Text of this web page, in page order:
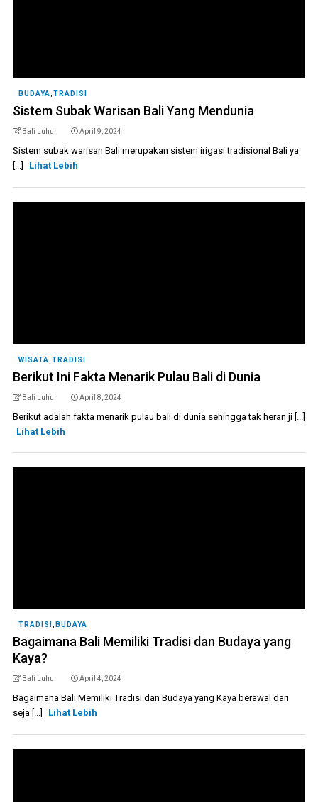
BUDAYA TRADISI
Sistem Subak Warisan Bali Yang Mendunia
Bali Luhur April 9, 2024
Sistem subak warisan Bali merupakan sistem irigasi tradisional Bali ya
[...]
Lihat Lebih
WISATA TRADISI
Berikut Ini Fakta Menarik Pulau Bali di Dunia
Bali Luhur April 8, 2024
Berikut adalah fakta menarik pulau bali di dunia sehingga tak heran ji [...]
Lihat Lebih
TRADISI BUDAYA
Bagaimana Bali Memiliki Tradisi dan Budaya yang
Kaya?
Bali Luhur April 4, 2024
Bagaimana Bali Memiliki Tradisi dan Budaya yang Kaya berawal dari
seja [...]
Lihat Lebih